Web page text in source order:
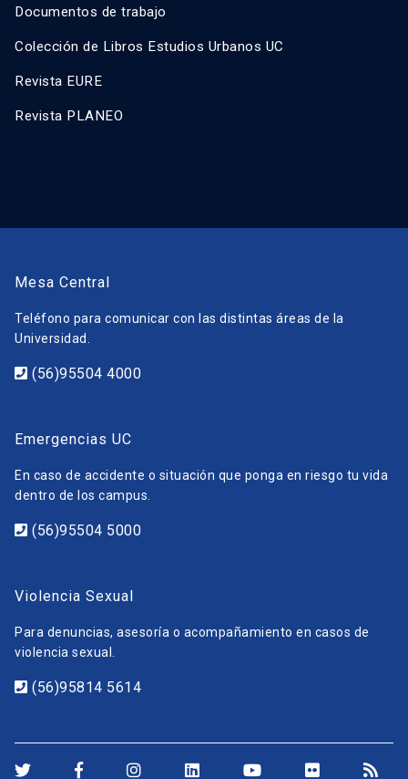
Documentos de trabajo
Colección de Libros Estudios Urbanos UC
Revista EURE
Revista PLANEO
Mesa Central
Teléfono para comunicar con las distintas áreas de la
Universidad.
(56)95504 4000
Emergencias UC
En caso de accidente o situación que ponga en riesgo tu vida
dentro de los campus.
(56)95504 5000
Violencia Sexual
Para denuncias, asesoría o acompañamiento en casos de
violencia sexual.
(56)95814 5614